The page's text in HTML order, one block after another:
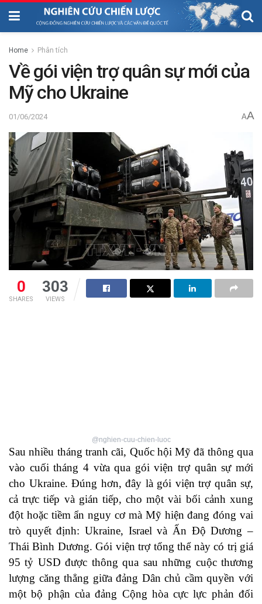
Home Phân tích
Về gói viện trợ quân sự mới của
Mỹ cho Ukraine
01/06/2024 AA
0
SHARES
303
VIEWS
@nghien-cuu-chien-luoc
Sau nhiều tháng tranh cãi, Quốc hội Mỹ đã thông qua
vào cuối tháng 4 vừa qua gói viện trợ quân sự mới
cho Ukraine. Đúng hơn, đây là gói viện trợ quân sự,
cả trực tiếp và gián tiếp, cho một vài bối cảnh xung
đột hoặc tiềm ẩn nguy cơ mà Mỹ hiện đang đóng vai
trò quyết định: Ukraine, Israel và Ấn Độ Dương –
Thái Bình Dương. Gói viện trợ tổng thể này có trị giá
95 tỷ USD được thông qua sau những cuộc thương
lượng căng thẳng giữa đảng Dân chủ cầm quyền với
một bộ phận của đảng Cộng hòa cực lực phản đối